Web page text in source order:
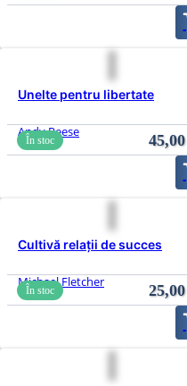
Unelte pentru libertate
Andy Reese
În stoc 45,00
Cultivă relații de succes
Michael Fletcher
În stoc 25,00